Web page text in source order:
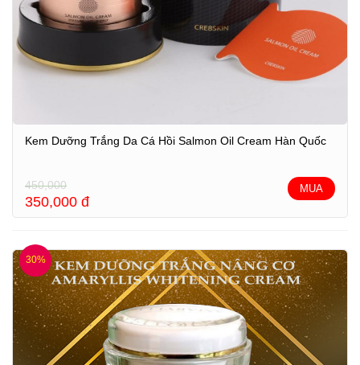
Kem Dưỡng Trắng Da Cá Hồi Salmon Oil Cream Hàn Quốc
450,000
350,000 đ
MUA
30%